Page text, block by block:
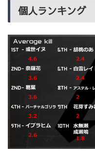
個人ランキング